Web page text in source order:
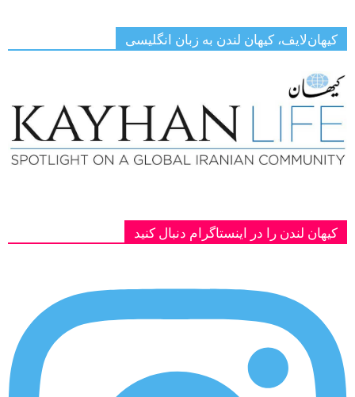
کیهان‌لایف، کیهان لندن به زبان انگلیسی
کیهان لندن را در اینستاگرام دنبال کنید